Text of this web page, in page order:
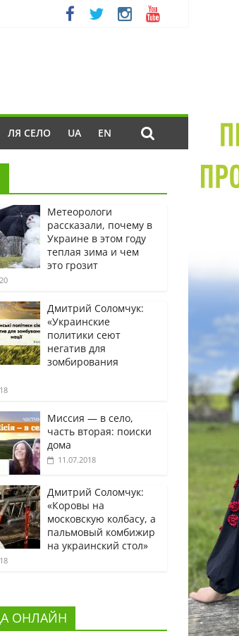
ЛЯ СЕЛО UA EN
Метеорологи
рассказали, почему в
Украине в этом году
теплая зима и чем
это грозит
Дмитрий Соломчук:
«Украинские
политики сеют
негатив для
зомбирования
Миссия — в село,
часть вторая: поиски
дома
11.07.2018
Дмитрий Соломчук:
«Коровы на
московскую колбасу, а
пальмовый комбижир
на украинский стол»
ОНЛАЙН